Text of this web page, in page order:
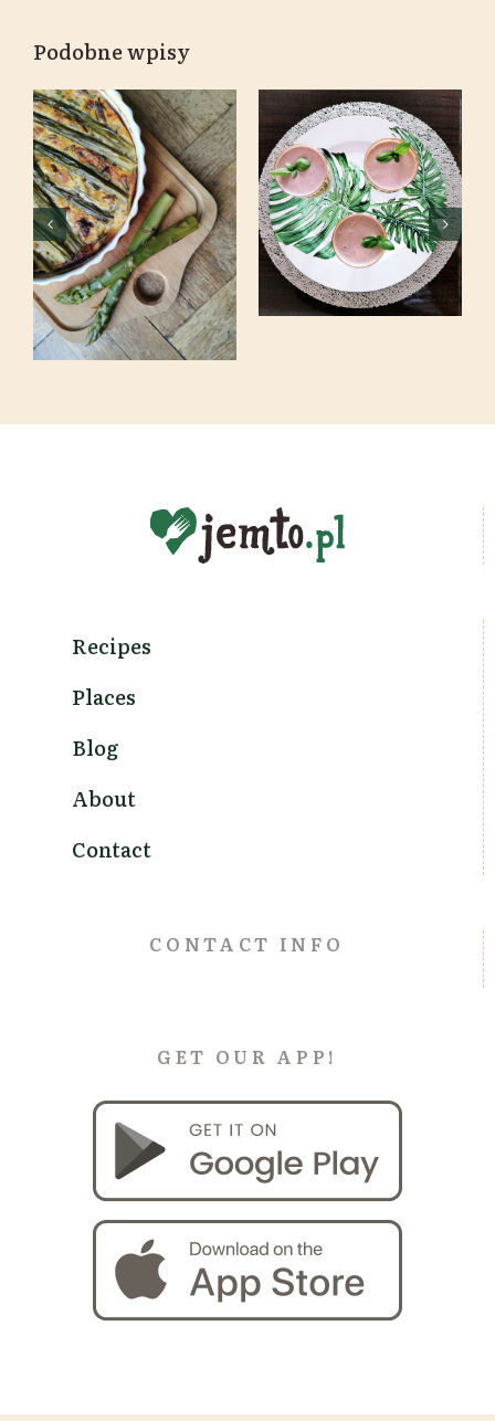
Podobne wpisy
Frittata ze
szparagami,
rukolą i
suszonymi
pomidorami
Koktajl
owsiano-
owocowy
/energetyczny
& fit/
Recipes
Places
Blog
About
Contact
CONTACT INFO
GET OUR APP!